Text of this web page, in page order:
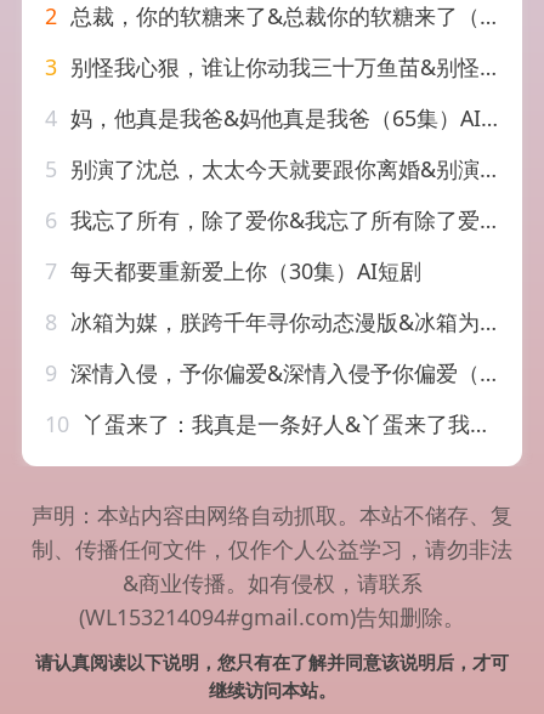
2 总裁，你的软糖来了&总裁你的软糖来了（30集）AI短剧
3 别怪我心狠，谁让你动我三十万鱼苗&别怪我心狠谁让你动我三十万鱼苗（39集）AI短剧
4 妈，他真是我爸&妈他真是我爸（65集）AI短剧
5 别演了沈总，太太今天就要跟你离婚&别演了沈总太太今天就要跟你离婚（40集）AI短剧
6 我忘了所有，除了爱你&我忘了所有除了爱你（47集）AI短剧
7 每天都要重新爱上你（30集）AI短剧
8 冰箱为媒，朕跨千年寻你动态漫版&冰箱为媒朕跨千年寻你动态漫版（62集）AI短剧
9 深情入侵，予你偏爱&深情入侵予你偏爱（81集）AI短剧
10 丫蛋来了：我真是一条好人&丫蛋来了我真是一条好人（114集）AI短剧
声明：本站内容由网络自动抓取。本站不储存、复
制、传播任何文件，仅作个人公益学习，请勿非法
&商业传播。如有侵权，请联系
(WL153214094#gmail.com)告知删除。
请认真阅读以下说明，您只有在了解并同意该说明后，才可
继续访问本站。